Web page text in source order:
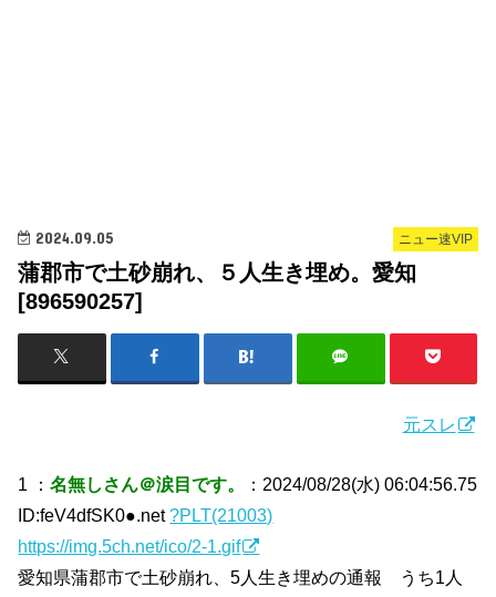
ニュー速VIP
2024.09.05
蒲郡市で土砂崩れ、５人生き埋め。愛知
[896590257]
元スレ
1 ：名無しさん＠涙目です。
：2024/08/28(水) 06:04:56.75
ID:feV4dfSK0●.net?PLT(21003)
https://img.5ch.net/ico/2-1.gif
愛知県蒲郡市で土砂崩れ、5人生き埋めの通報 うち1人